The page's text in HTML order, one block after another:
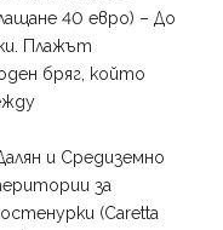
40 евро) – До
Плажът
бряг, който
и Средиземно
за
(Caretta